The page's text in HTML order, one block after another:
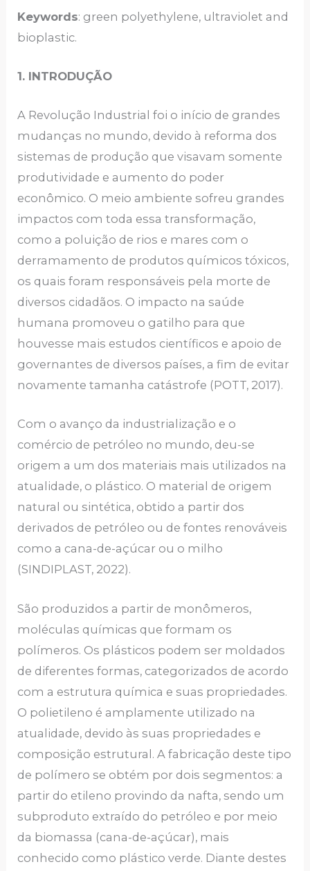
Keywords: green polyethylene, ultraviolet and
bioplastic.
1. INTRODUÇÃO
A Revolução Industrial foi o início de grandes
mudanças no mundo, devido à reforma dos
sistemas de produção que visavam somente
produtividade e aumento do poder
econômico. O meio ambiente sofreu grandes
impactos com toda essa transformação,
como a poluição de rios e mares com o
derramamento de produtos químicos tóxicos,
os quais foram responsáveis pela morte de
diversos cidadãos. O impacto na saúde
humana promoveu o gatilho para que
houvesse mais estudos científicos e apoio de
governantes de diversos países, a fim de evitar
novamente tamanha catástrofe (POTT, 2017).
Com o avanço da industrialização e o
comércio de petróleo no mundo, deu-se
origem a um dos materiais mais utilizados na
atualidade, o plástico. O material de origem
natural ou sintética, obtido a partir dos
derivados de petróleo ou de fontes renováveis
como a cana-de-açúcar ou o milho
(SINDIPLAST, 2022).
São produzidos a partir de monômeros,
moléculas químicas que formam os
polímeros. Os plásticos podem ser moldados
de diferentes formas, categorizados de acordo
com a estrutura química e suas propriedades.
O polietileno é amplamente utilizado na
atualidade, devido às suas propriedades e
composição estrutural. A fabricação deste tipo
de polímero se obtém por dois segmentos: a
partir do etileno provindo da nafta, sendo um
subproduto extraído do petróleo e por meio
da biomassa (cana-de-açúcar), mais
conhecido como plástico verde. Diante destes